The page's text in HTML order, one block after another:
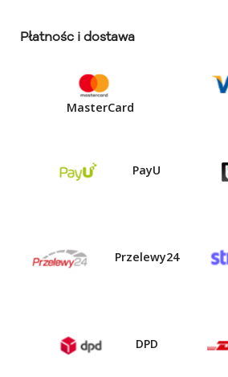
Płatnośc i dostawa
MasterCard
PayU
Przelewy24
DPD